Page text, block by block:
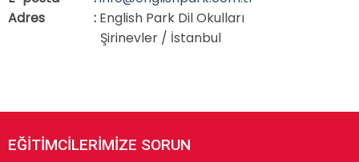
Adres
:English Park Dil Okulları
Şirinevler / İstanbul
EĞİTİMCİLERİMİZE SORUN